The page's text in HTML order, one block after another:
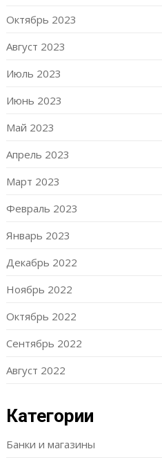
Октябрь 2023
Август 2023
Июль 2023
Июнь 2023
Май 2023
Апрель 2023
Март 2023
Февраль 2023
Январь 2023
Декабрь 2022
Ноябрь 2022
Октябрь 2022
Сентябрь 2022
Август 2022
Категории
Банки и магазины